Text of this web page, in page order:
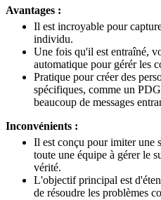
Avantages :
Il est incroyable pour
individu.
Une fois qu'il est entraîné,
automatique pour gérér les
Pratique pour créer des
spécifiques, comme un
beaucoup de messages
Inconvénients :
Il est conçu pour imiter une
toute une équipe à gérer le
vérité.
L'objectif principal est
de résoudre les problèmes